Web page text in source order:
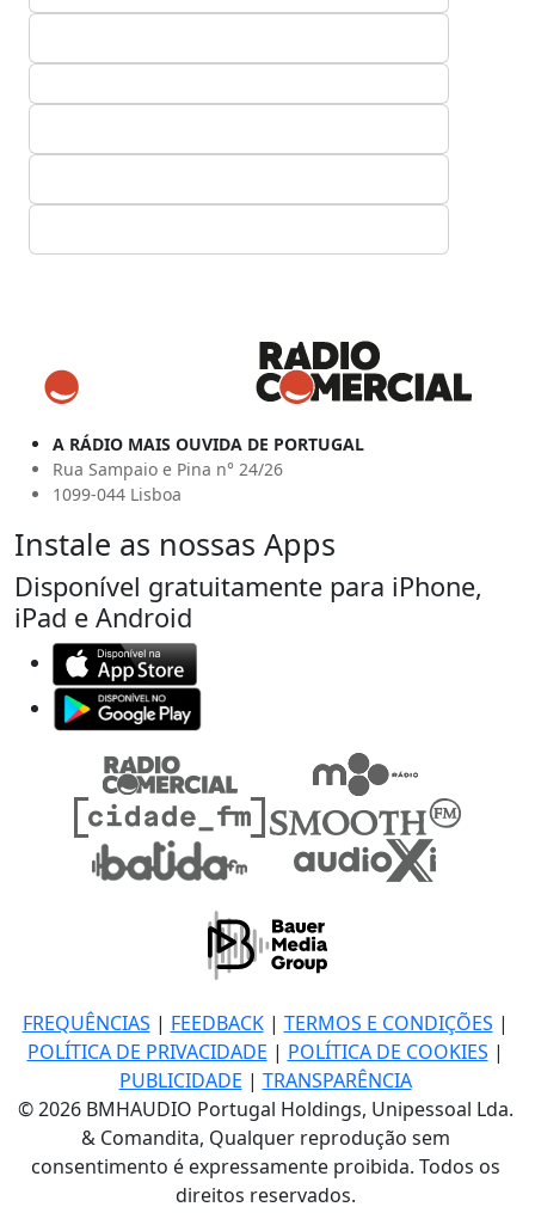
A RÁDIO MAIS OUVIDA DE PORTUGAL
Rua Sampaio e Pina n° 24/26
1099-044 Lisboa
Instale as nossas Apps
Disponível gratuitamente para iPhone,
iPad e Android
FREQUÊNCIAS | FEEDBACK| TERMOS E CONDIÇÕES |
POLÍTICA DE PRIVACIDADE | POLÍTICA DE COOKIES |
PUBLICIDADE | TRANSPARÊNCIA
© 2026 BMHAUDIO Portugal Holdings, Unipessoal Lda.
& Comandita, Qualquer reprodução sem
consentimento é expressamente proibida. Todos os
direitos reservados.